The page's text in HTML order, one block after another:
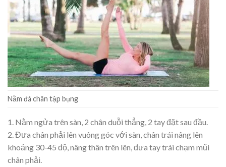
Nằm đá chân tập bụng
1. Nằm ngửa trên sàn, 2 chân duỗi thẳng, 2 tay đặt sau đầu.
2. Đưa chân phải lên vuông góc với sàn, chân trái nâng lên
khoảng 30-45 độ, nâng thân trên lên, đưa tay trái chạm mũi
chân phải.